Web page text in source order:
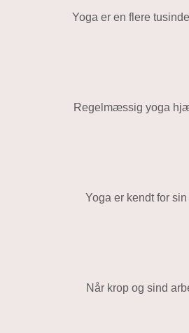
Yoga er en flere
Regelmæssig yoga
Yoga er kendt for
Når krop og sind